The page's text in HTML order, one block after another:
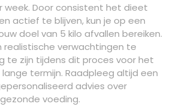
week. Door consistent het dieet
actief te blijven, kun je op een
doel van 5 kilo afvallen bereiken.
realistische verwachtingen te
te zijn tijdens dit proces voor het
termijn. Raadpleeg altijd een
advies over
voeding.